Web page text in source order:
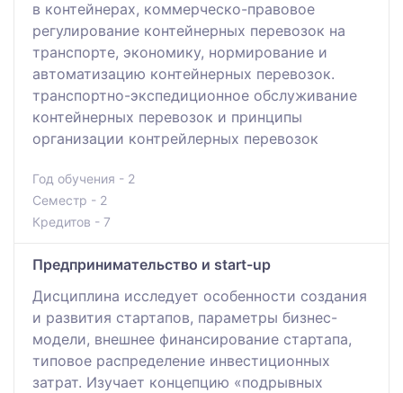
в контейнерах, коммерческо-правовое
регулирование контейнерных перевозок на
транспорте, экономику, нормирование и
автоматизацию контейнерных перевозок.
транспортно-экспедиционное обслуживание
контейнерных перевозок и принципы
организации контрейлерных перевозок
Год обучения - 2
Семестр - 2
Кредитов - 7
Предпринимательство и start-up
Дисциплина исследует особенности создания
и развития стартапов, параметры бизнес-
модели, внешнее финансирование стартапа,
типовое распределение инвестиционных
затрат. Изучает концепцию «подрывных